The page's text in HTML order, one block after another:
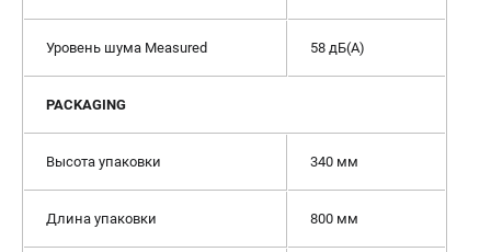
Уровень шума Measured 58 дБ(А)
PACKAGING
Высота упаковки 340 мм
Длина упаковки 800 мм